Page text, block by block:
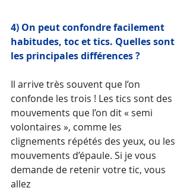
4) On peut confondre facilement
habitudes, toc et tics. Quelles sont
les principales différences ?
Il arrive très souvent que l’on
confonde les trois ! Les tics sont des
mouvements que l’on dit « semi
volontaires », comme les
clignements répétés des yeux, ou les
mouvements d’épaule. Si je vous
demande de retenir votre tic, vous
allez